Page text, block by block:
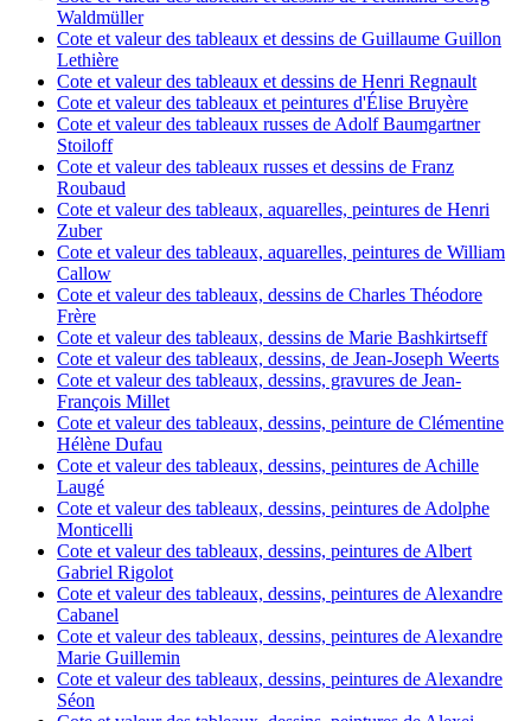
Waldmüller
Cote et valeur des tableaux et dessins de Guillaume Guillon
Lethière
Cote et valeur des tableaux et dessins de Henri Regnault
Cote et valeur des tableaux et peintures d'Élise Bruyère
Cote et valeur des tableaux russes de Adolf Baumgartner
Stoiloff
Cote et valeur des tableaux russes et dessins de Franz
Roubaud
Cote et valeur des tableaux, aquarelles, peintures de Henri
Zuber
Cote et valeur des tableaux, aquarelles, peintures de William
Callow
Cote et valeur des tableaux, dessins de Charles Théodore
Frère
Cote et valeur des tableaux, dessins de Marie Bashkirtseff
Cote et valeur des tableaux, dessins, de Jean-Joseph Weerts
Cote et valeur des tableaux, dessins, gravures de Jean-
François Millet
Cote et valeur des tableaux, dessins, peinture de Clémentine
Hélène Dufau
Cote et valeur des tableaux, dessins, peintures de Achille
Laugé
Cote et valeur des tableaux, dessins, peintures de Adolphe
Monticelli
Cote et valeur des tableaux, dessins, peintures de Albert
Gabriel Rigolot
Cote et valeur des tableaux, dessins, peintures de Alexandre
Cabanel
Cote et valeur des tableaux, dessins, peintures de Alexandre
Marie Guillemin
Cote et valeur des tableaux, dessins, peintures de Alexandre
Séon